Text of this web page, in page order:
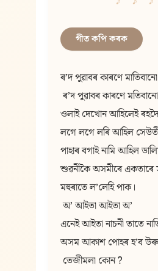
গীত কপি কৰক
ৰ’দ পুৱাবৰ কাৰণে
ৰ’দ পুৱাবৰ কাৰণে
ওলাই দেখোন আহিলেই
লগে লগে লৰি আহিল
পাহাৰ বগাই নামি আহিল
শুৱনীকৈ অসমীৰে একতাৰে
মহুৰাতে ল’লেহি পাক।
অ’ আইতা আইতা অ’
এনেই আইতা নাচনী তাতে
অসম আকাশ পোহৰ হ’ব
তেজীমলা কোন ?